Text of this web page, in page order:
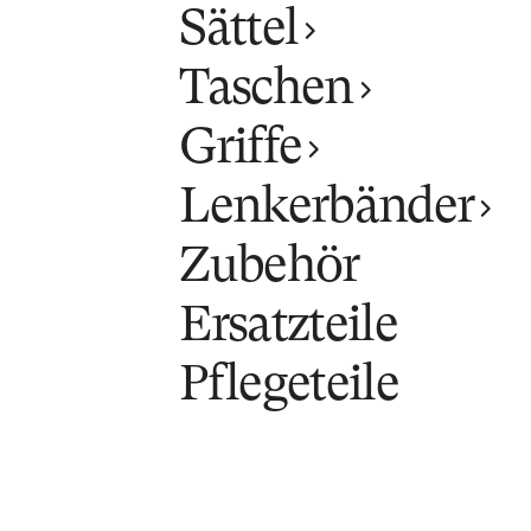
Sättel
Taschen
Griffe
Lenkerbänder
Zubehör
Ersatzteile
Pflegeteile